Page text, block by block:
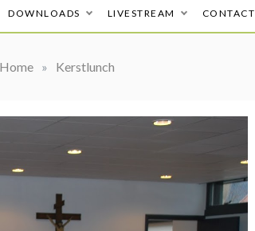
DOWNLOADS LIVESTREAM CONTACT
Home » Kerstlunch